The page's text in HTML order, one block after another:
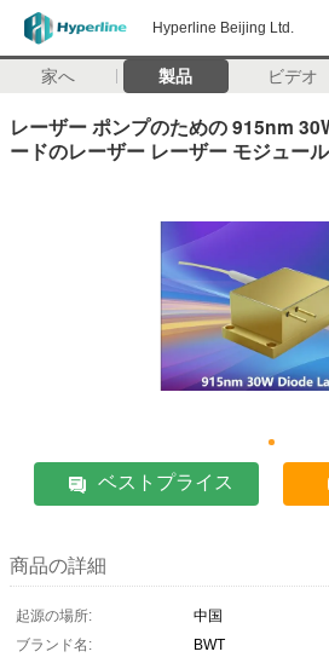
Hyperline Beijing Ltd.
家へ 製品 ビデオ
レーザー ポンプのための 915nm
ードのレーザー レーザー モジュール
ベストプライス
商品の詳細
起源の場所:
中国
ブランド名:
BWT